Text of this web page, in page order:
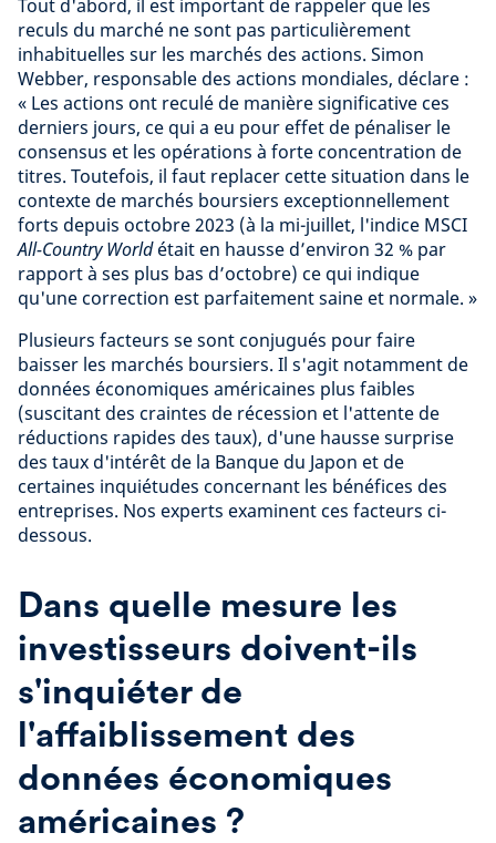
Tout d'abord, il est important de rappeler que les
reculs du marché ne sont pas particulièrement
inhabituelles sur les marchés des actions. Simon
Webber, responsable des actions mondiales, déclare :
« Les actions ont reculé de manière significative ces
derniers jours, ce qui a eu pour effet de pénaliser le
consensus et les opérations à forte concentration de
titres. Toutefois, il faut replacer cette situation dans le
contexte de marchés boursiers exceptionnellement
forts depuis octobre 2023 (à la mi-juillet, l'indice MSCI
All-Country Worldétait en hausse d’environ 32 % par
rapport à ses plus bas d’octobre) ce qui indique
qu'une correction est parfaitement saine et normale. »
Plusieurs facteurs se sont conjugués pour faire
baisser les marchés boursiers. Il s'agit notamment de
données économiques américaines plus faibles
(suscitant des craintes de récession et l'attente de
réductions rapides des taux), d'une hausse surprise
des taux d'intérêt de la Banque du Japon et de
certaines inquiétudes concernant les bénéfices des
entreprises. Nos experts examinent ces facteurs ci-
dessous.
Dans quelle mesure les
investisseurs doivent-ils
s'inquiéter de
l'affaiblissement des
données économiques
américaines ?